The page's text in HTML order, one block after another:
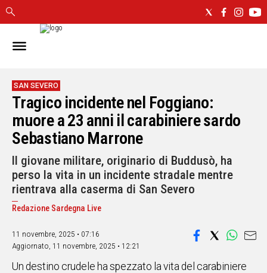
IN
CAGLIARI
SASSARI
NUORO
ORISTANO
SULCIS
GALLURA
OGLIASTRA
MEDIO
CAMPIDANO
ALTRE
NOTIZIE
POLITICA
SAN SEVERO
Tragico incidente nel Foggiano:
muore a 23 anni il carabiniere sardo
Sebastiano Marrone
Il giovane militare, originario di Buddusò, ha
perso la vita in un incidente stradale mentre
rientrava alla caserma di San Severo
Redazione Sardegna Live
11 novembre, 2025 • 07:16
Aggiornato, 11 novembre, 2025 • 12:21
Un destino crudele ha spezzato la vita del carabiniere